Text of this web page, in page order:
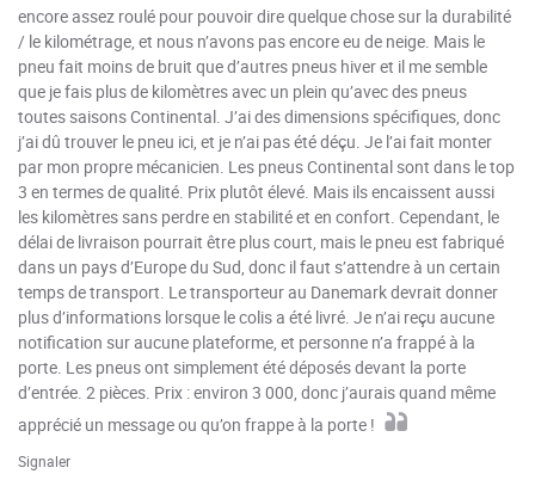
encore assez roulé pour pouvoir dire quelque chose sur la durabilité
/ le kilométrage, et nous n’avons pas encore eu de neige. Mais le
pneu fait moins de bruit que d’autres pneus hiver et il me semble
que je fais plus de kilomètres avec un plein qu’avec des pneus
toutes saisons Continental. J’ai des dimensions spécifiques, donc
j’ai dû trouver le pneu ici, et je n’ai pas été déçu. Je l’ai fait monter
par mon propre mécanicien. Les pneus Continental sont dans le top
3 en termes de qualité. Prix plutôt élevé. Mais ils encaissent aussi
les kilomètres sans perdre en stabilité et en confort. Cependant, le
délai de livraison pourrait être plus court, mais le pneu est fabriqué
dans un pays d’Europe du Sud, donc il faut s’attendre à un certain
temps de transport. Le transporteur au Danemark devrait donner
plus d’informations lorsque le colis a été livré. Je n’ai reçu aucune
notification sur aucune plateforme, et personne n’a frappé à la
porte. Les pneus ont simplement été déposés devant la porte
d’entrée. 2 pièces. Prix : environ 3 000, donc j’aurais quand même
apprécié un message ou qu’on frappe à la porte !
Signaler